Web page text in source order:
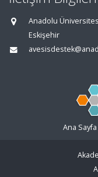
Anadolu
Eskişehir
Ana Sayfa